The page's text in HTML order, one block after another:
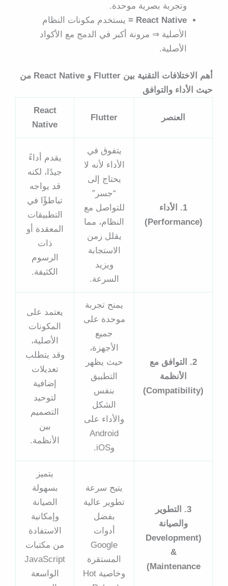
وتجربة بصرية موحدة.
React Native =
يستخدم مكونات النظام
الأصلية ⇒ مرونة أكبر في الدمج مع الأكواد
الأصلية.
أهم الاختلافات التقنية بين Flutter و React Native من
حيث الأداء والتوافق
العنصر Flutter
React
Native
1. الأداء
(Performance)
يتفوق في
الأداء لأنه لا
يحتاج إلى
“جسر”
للتواصل مع
النظام، مما
يقلل زمن
الاستجابة
ويزيد
السرعة.
يقدم أداءً
جيدًا، لكنه
قد يواجه
تباطؤًا في
التطبيقات
المعقدة أو
ذات
الرسوم
الكثيفة.
2. التوافق مع
الأنظمة
(Compatibility)
يمنح تجربة
موحدة على
جميع
الأجهزة،
حيث يظهر
التطبيق
بنفس
الشكل
والأداء على
Android
وiOS.
يعتمد على
المكونات
الأصلية،
وقد يتطلب
تعديلات
إضافية
لتوحيد
التصميم
بين
الأنظمة.
3. التطوير
والصيانة
(Development
&
Maintenance)
يتيح سرعة
تطوير عالية
بفضل
أدوات
Google
المستقرة
وخاصية Hot
يتميز
بسهولة
الصيانة
وإمكانية
الاستفادة
من مكتبات
JavaScript
الواسعة